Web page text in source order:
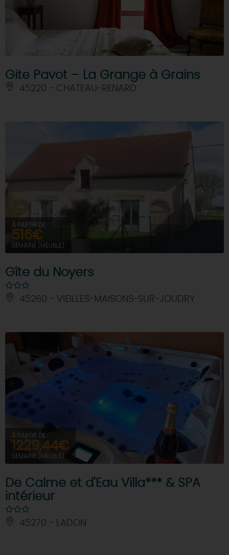
Gite Pavot – La Grange à Grains
45220 - CHATEAU-RENARD
À PARTIR DE
516€
SEMAINE (MEUBLÉ)
Gîte du Noyers
45260 - VIEILLES-MAISONS-SUR-JOUDRY
À PARTIR DE
1229,44€
SEMAINE (MEUBLÉ)
De Calme et d'Eau Villa*** & SPA
intérieur
45270 - LADON